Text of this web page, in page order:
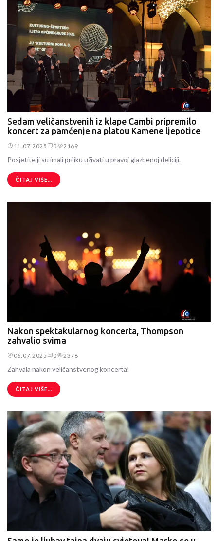
Sedam veličanstvenih iz klape Cambi pripremilo
koncert za pamćenje na platou Kamene ljepotice
11.07.2025 0 2169
Posjetitelji su imali priliku uživati u pravoj glazbenoj deliciji.
ČITAJ VIŠE...
Nakon spektakularnog koncerta, Thompson
zahvalio svima
06.07.2025 0 2378
Zahvala nakon veličanstvenog koncerta!
ČITAJ VIŠE...